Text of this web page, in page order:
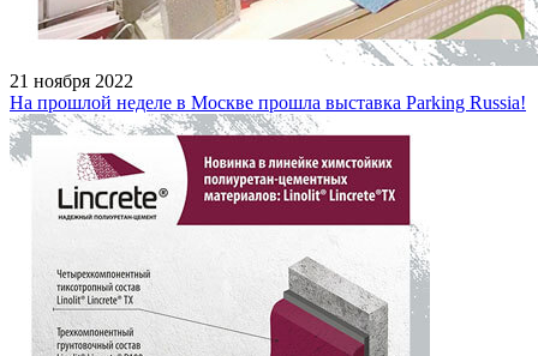
21 ноября 2022
На прошлой неделе в Москве прошла выставка Parking Russia!